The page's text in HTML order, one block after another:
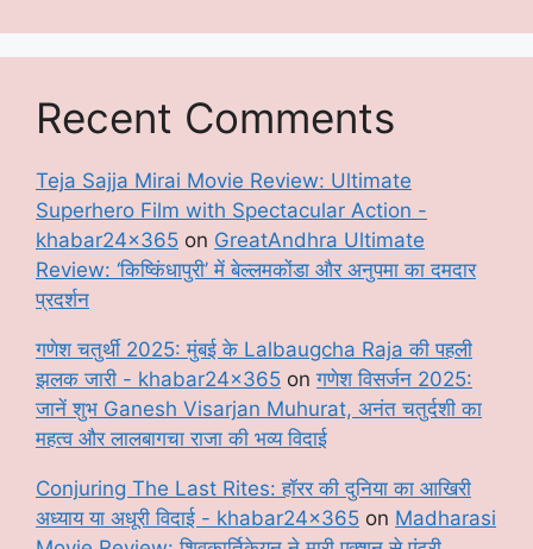
Recent Comments
Teja Sajja Mirai Movie Review: Ultimate
Superhero Film with Spectacular Action -
khabar24x365 on GreatAndhra Ultimate
Review: ‘किष्किंधापुरी’ में बेल्लमकोंडा और अनुपमा का दमदार
प्रदर्शन
गणेश चतुर्थी 2025: मुंबई के Lalbaugcha Raja की पहली
झलक जारी - khabar24x365 onगणेश विसर्जन 2025:
जानें शुभ Ganesh Visarjan Muhurat, अनंत चतुर्दशी का
महत्व और लालबागचा राजा की भव्य विदाई
Conjuring The Last Rites: हॉरर की दुनिया का आखिरी
अध्याय या अधूरी विदाई - khabar24x365 on Madharasi